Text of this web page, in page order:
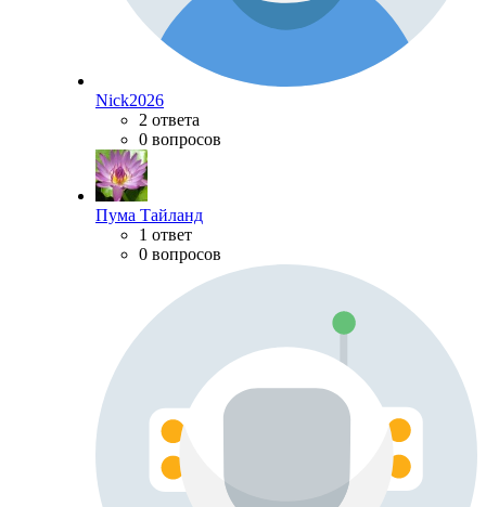
Nick2026
2 ответа
0 вопросов
Пума Тайланд
1 ответ
0 вопросов